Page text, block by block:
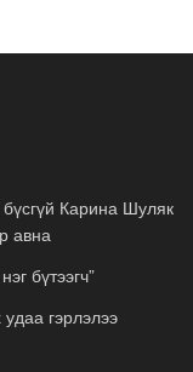
Карина Шуляк
авна
бүтээгч”
гэрлэлээ